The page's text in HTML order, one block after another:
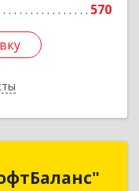
570